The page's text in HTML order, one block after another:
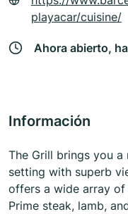
playacar/cuisine/
Ahora abierto,
Información
The Grill brings you
setting with superb
offers a wide array of
Prime steak, lamb,